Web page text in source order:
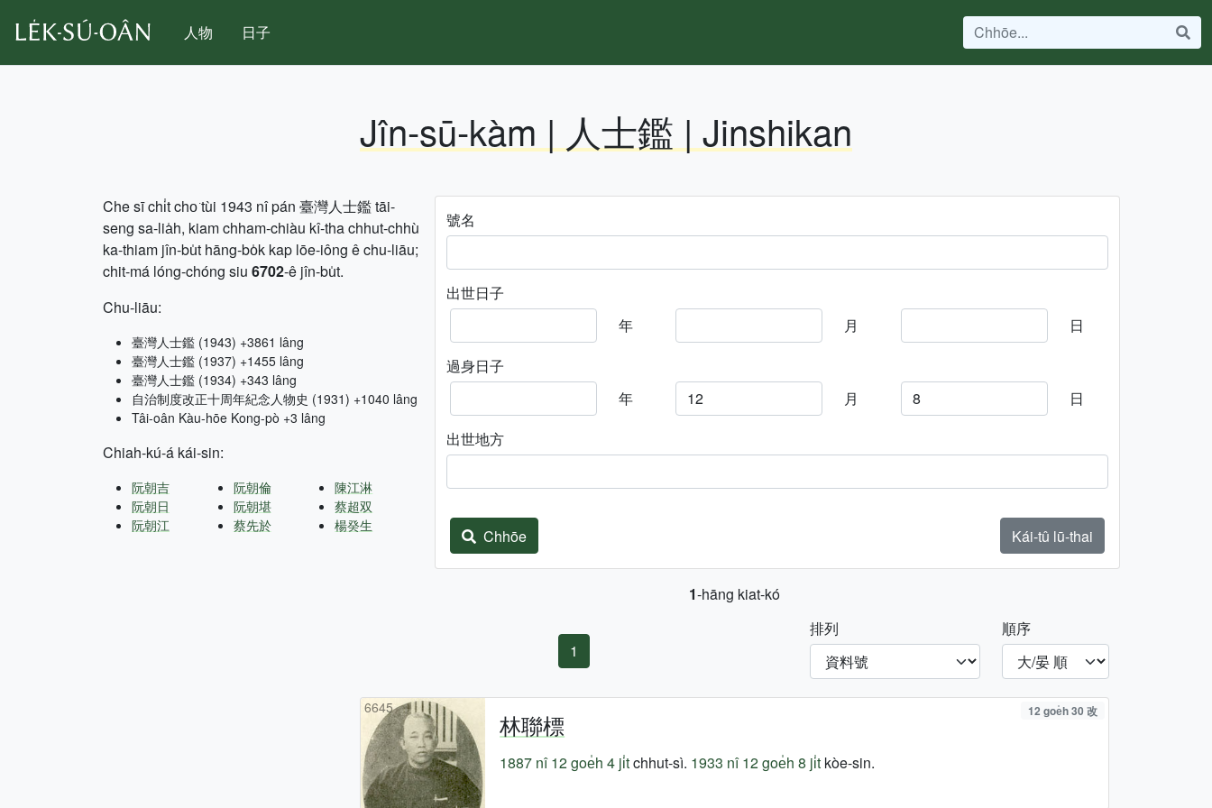
人物 日子
Jîn-sū-kàm | 人士鑑 | Jinshikan
Che sī chi̍t cho͘ tùi 1943 nî pán 臺灣人士鑑 tāi-
seng sa-lia̍h, kiam chham-chiàu kî-tha chhut-chhù
ka-thiam jîn-bu̍t hāng-bo̍k kap lōe-iông ê chu-liāu;
chit-má lóng-chóng siu 6702-ê jîn-bu̍t.
Chu-liāu:
臺灣人士鑑 (1943) +3861 lâng
臺灣人士鑑 (1937) +1455 lâng
臺灣人士鑑 (1934) +343 lâng
自治制度改正十周年紀念人物史 (1931) +1040 lâng
Tâi-oân Kàu-hōe Kong-pò +3 lâng
Chiah-kú-á kái-sin:
阮朝吉
阮朝日
阮朝江
阮朝倫
阮朝堪
蔡先於
陳江淋
蔡超双
楊癸生
號名
出世日子
年
月
日
過身日子
年
月
日
出世地方
Chhōe Kái-tû lū-thai
1-hāng kiat-kó
1
排列 順序
6645
林聯標 12 goe̍h 30 改
1887 nî 12 goe̍h 4 ji̍tchhut-sì. 1933 nî 12 goe̍h 8 ji̍t kòe-sin.